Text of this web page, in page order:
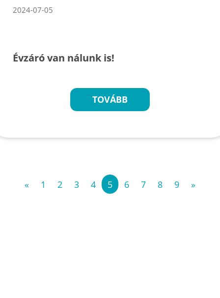
2024-07-05
Évzáró van nálunk is!
TOVÁBB
« 1 2 3 4 5 6 7 8 9 »